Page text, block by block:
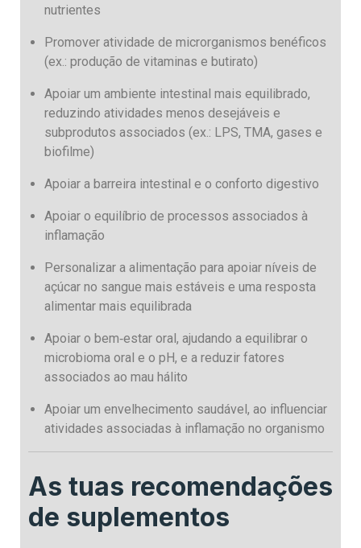
nutrientes
Promover atividade de microrganismos benéficos
(ex.: produção de vitaminas e butirato)
Apoiar um ambiente intestinal mais equilibrado,
reduzindo atividades menos desejáveis e
subprodutos associados (ex.: LPS, TMA, gases e
biofilme)
Apoiar a barreira intestinal e o conforto digestivo
Apoiar o equilíbrio de processos associados à
inflamação
Personalizar a alimentação para apoiar níveis de
açúcar no sangue mais estáveis e uma resposta
alimentar mais equilibrada
Apoiar o bem‑estar oral, ajudando a equilibrar o
microbioma oral e o pH, e a reduzir fatores
associados ao mau hálito
Apoiar um envelhecimento saudável, ao influenciar
atividades associadas à inflamação no organismo
As tuas recomendações
de suplementos